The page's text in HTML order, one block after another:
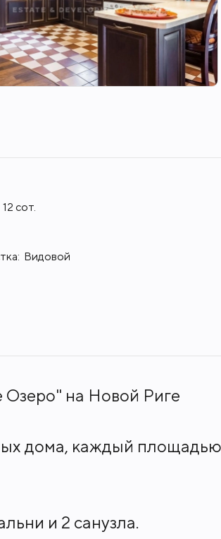
12 сот.
Видовой
на Новой Риге
дома, каждый
и 2 санузла.